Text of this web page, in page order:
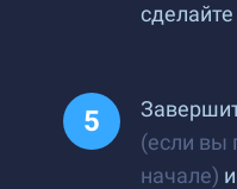
(если вы
начале)